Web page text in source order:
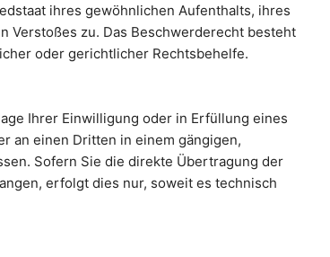
ihres gewöhnlichen Aufenthalts, ihres
Verstoßes zu. Das Beschwerderecht besteht
oder gerichtlicher Rechtsbehelfe.
Ihrer Einwilligung oder in Erfüllung eines
an einen Dritten in einem gängigen,
Sofern Sie die direkte Übertragung der
erfolgt dies nur, soweit es technisch